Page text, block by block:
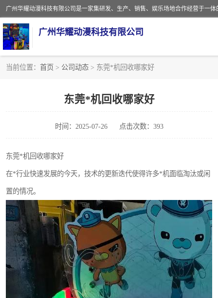
广州华耀动漫科技有限公司
当前位置： 首页 > 公司动态 > 东莞*机回收哪家好
东莞*机回收哪家好
时间：2025-07-26 点击次数：393
东莞*机回收哪家好
在*行业快速发展的今天，技术的更新迭代使得许多*机面临淘汰或闲
置的情况。
游戏厅回收